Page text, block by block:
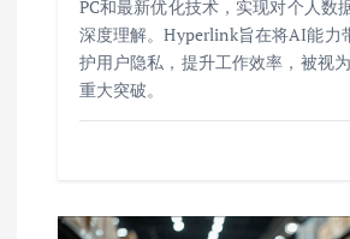
PC和最新优化技术，实现对个人数
深度理解。Hyperlink旨在将AI能力
护用户隐私，提升工作效率，被视
重大突破。